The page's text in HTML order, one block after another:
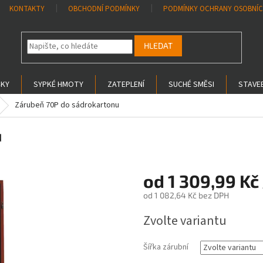
KONTAKTY OBCHODNÍ PODMÍNKY PODMÍNKY OCHRANY
HLEDAT
SYPKÉ HMOTY ZATEPLENÍ SUCHÉ SMĚSI
Zárubeň 70P do sádrokartonu
od 1 309,99 Kč
od 1 082,64 Kč bez DPH
cena:
Zvolte variantu
Šířka zárubní